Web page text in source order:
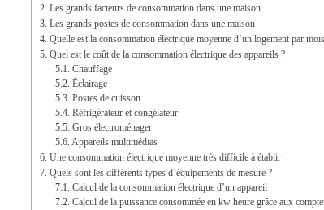
Les grands facteurs de consommation dans une maison
Les grands postes de consommation dans une maison
Quelle est la consommation électrique moyenne d’un logement par
Quel est le coût de la consommation électrique des appareils ?
Chauffage
Éclairage
Postes de cuisson
Réfrigérateur et congélateur
Gros électroménager
Appareils multimédias
Une consommation électrique moyenne très difficile à établir
Quels sont les différents types d’équipements de mesure ?
Calcul de la consommation électrique d’un appareil
Calcul de la puissance consommée en kw heure grâce aux